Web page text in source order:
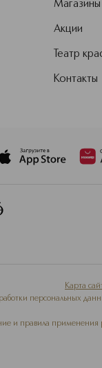
Магазины
Акции
Театр
Контакты
Карта
персональных
и правила